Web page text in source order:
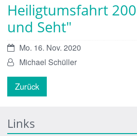
Heiligtumsfahrt
und Seht"
Datum:Mo. 16. Nov. 2020
Von:Michael Schüller
Zurück
Links